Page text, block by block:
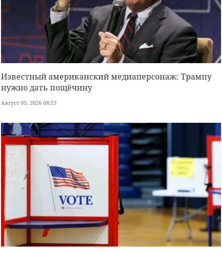
Известный американский медиаперсонаж: Трампу
нужно дать пощёчину
Август 05, 2026 08:53